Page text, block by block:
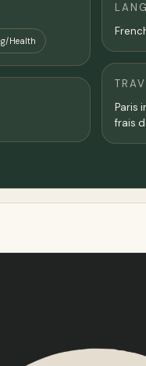
Health
Paris
frais